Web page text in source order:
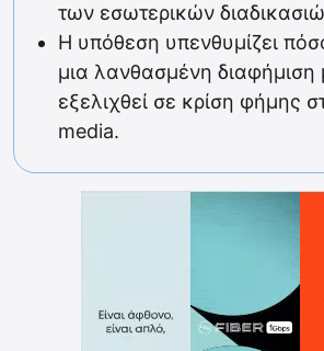
των εσωτερικών
Η υπόθεση υπενθυμίζει
μια λανθασμένη διαφήμιση
εξελιχθεί σε κρίση φήμης
media.